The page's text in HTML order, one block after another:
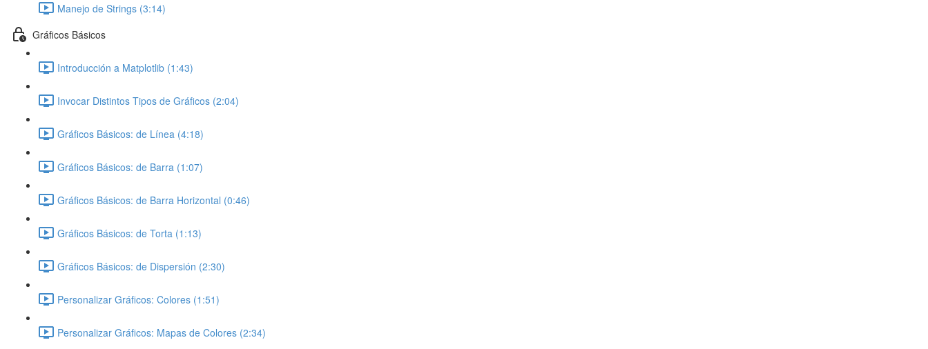
Manejo de Strings (3:14)
Gráficos Básicos
Introducción a Matplotlib (1:43)
Invocar Distintos Tipos de Gráficos (2:04)
Gráficos Básicos: de Línea (4:18)
Gráficos Básicos: de Barra (1:07)
Gráficos Básicos: de Barra Horizontal (0:46)
Gráficos Básicos: de Torta (1:13)
Gráficos Básicos: de Dispersión (2:30)
Personalizar Gráficos: Colores (1:51)
Personalizar Gráficos: Mapas de Colores (2:34)